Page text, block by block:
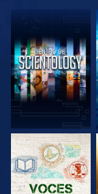
EXPLORA LAS
SERIES